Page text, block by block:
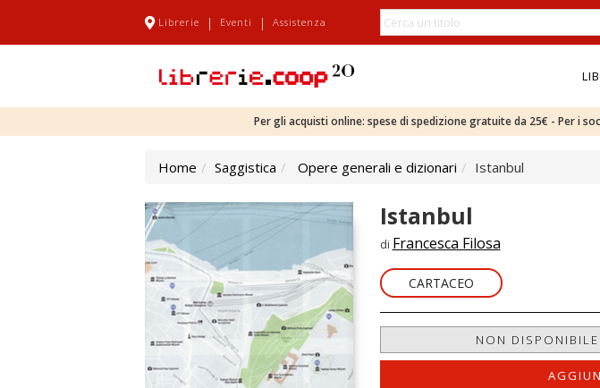
Librerie | Eventi | Assistenza
Per gli acquisti online: spese di spedizione gratuite da 25€ - Per i
Home Saggistica Opere generali e dizionari Istanbul
Istanbul
di Francesca Filosa
CARTACEO
NON